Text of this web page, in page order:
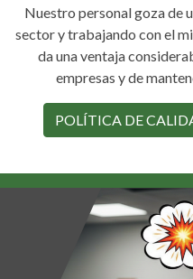
Nuestro personal goza de
sector y trabajando con el
da una ventaja
empresas y de
POLÍTICA DE